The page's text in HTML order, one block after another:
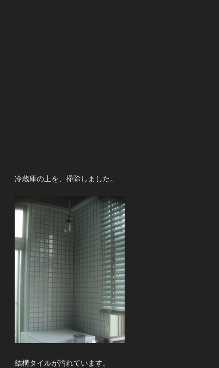
冷蔵庫の上を、掃除しました。
結構タイルが汚れています。